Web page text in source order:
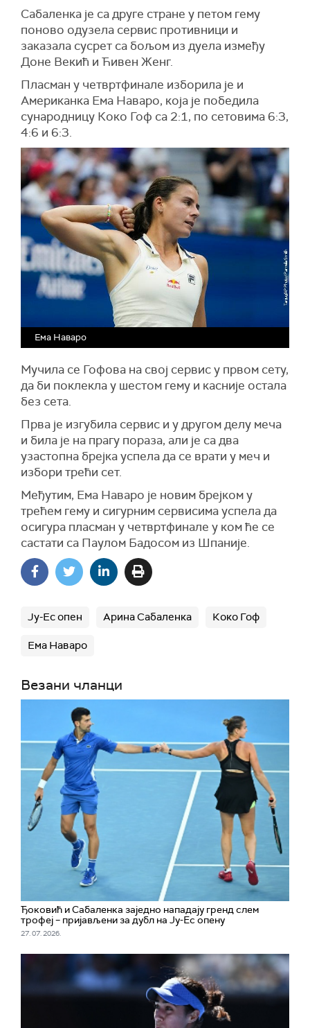
Сабаленка је са друге стране у петом гему
поново одузела сервис противници и
заказала сусрет са бољом из дуела између
Доне Векић и Ћивен Женг.
Пласман у четвртфинале изборила је и
Американка Ема Наваро, која је победила
сународницу Коко Гоф са 2:1, по сетовима 6:3,
4:6 и 6:3.
Ема Наваро
Мучила се Гофова на свој сервис у првом сету,
да би поклекла у шестом гему и касније остала
без сета.
Прва је изгубила сервис и у другом делу меча
и била је на прагу пораза, али је са два
узастопна брејка успела да се врати у меч и
избори трећи сет.
Међутим, Ема Наваро је новим брејком у
трећем гему и сигурним сервисима успела да
осигура пласман у четвртфинале у ком ће се
састати са Паулом Бадосом из Шпаније.
Ју-Ес опен Арина Сабаленка Коко Гоф
Ема Наваро
Везани чланци
Ђоковић и Сабаленка заједно нападају гренд слем
трофеј – пријављени за дубл на Ју-Ес опену
27. 07. 2026.